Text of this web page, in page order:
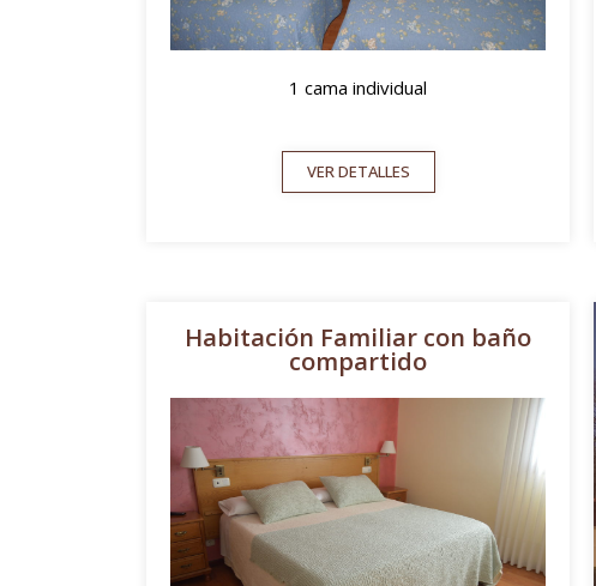
1 cama individual
VER DETALLES
Habitación Familiar con baño
compartido